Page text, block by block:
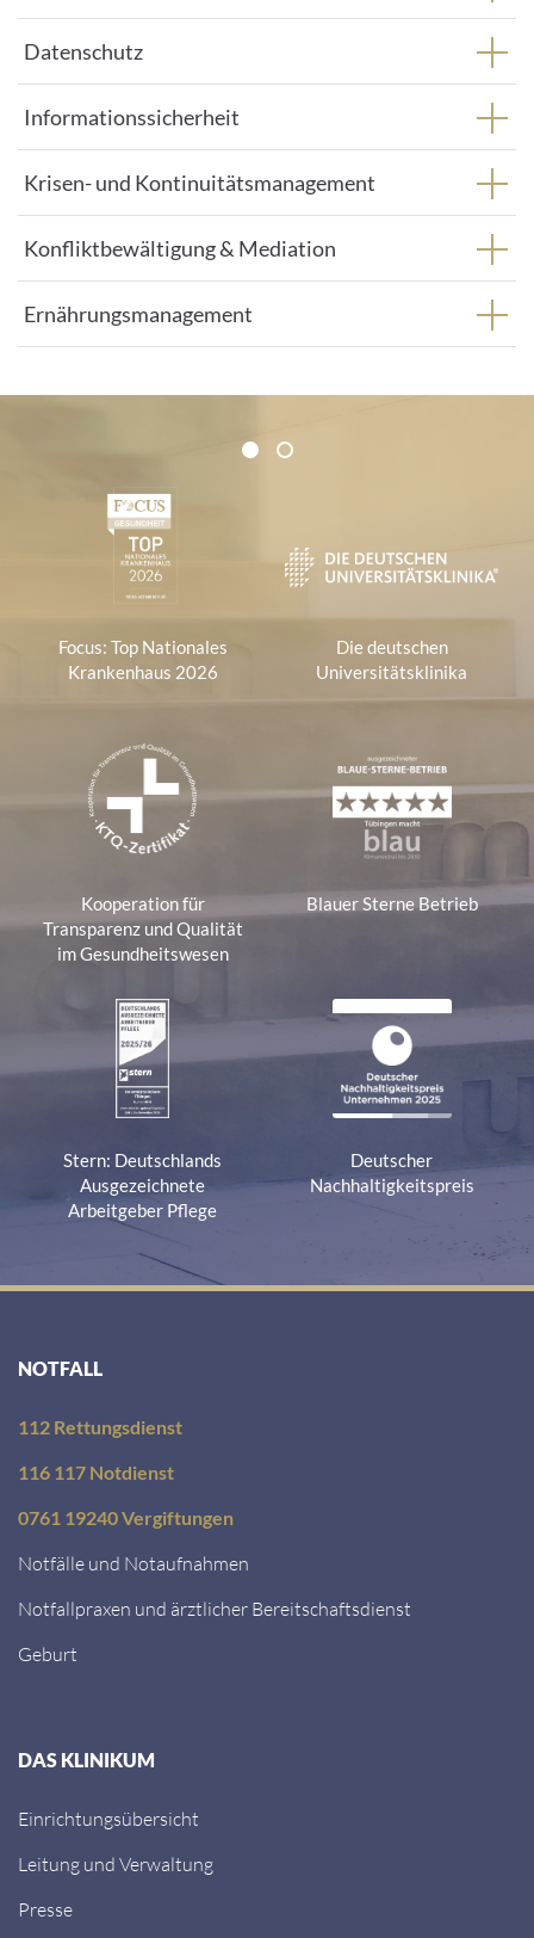
Datenschutz
Informationssicherheit
Krisen- und Kontinuitätsmanagement
Konfliktbewältigung & Mediation
Ernährungsmanagement
Zertifikate und Verbände
1 2
Focus: Top Nationales
Krankenhaus 2026
Die deutschen
Universitätsklinika
Kooperation für
Transparenz und Qualität
im Gesundheitswesen
Blauer Sterne Betrieb
Stern: Deutschlands
Ausgezeichnete
Arbeitgeber Pflege
Deutscher
Nachhaltigkeitspreis
NOTFALL
112 Rettungsdienst
116 117 Notdienst
0761 19240 Vergiftungen
Notfälle und Notaufnahmen
Notfallpraxen und ärztlicher Bereitschaftsdienst
Geburt
DAS KLINIKUM
Einrichtungsübersicht
Leitung und Verwaltung
Presse